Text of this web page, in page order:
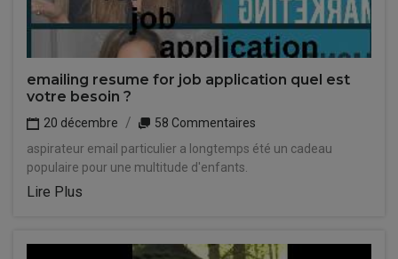
emailing resume for job application quel est
votre besoin ?
20 décembre
58 Commentaires
aspirateur email particulier a longtemps été un cadeau
populaire pour une multitude d'enfants.
Lire Plus